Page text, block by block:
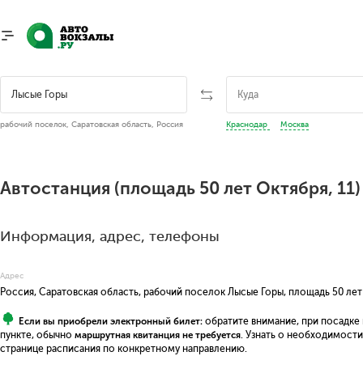
рабочий поселок, Саратовская область, Россия Краснодар Москва
Автостанция (площадь 50 лет Октября,
Информация, адрес, телефоны
Адрес
Россия, Саратовская область, рабочий поселок Лысые Горы, площадь 50
Если вы приобрели электронный билет: обратите внимание, при
пункте, обычно маршрутная квитанция не требуется . Узнать о
странице расписания по конкретному направлению.